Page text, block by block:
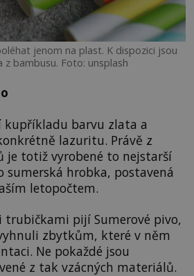
jenom na plast. K dispozici jsou
z bambusu. Foto: unsplash
kupříkladu barvu zlata a
lazuritu. Právě z
je totiž vyrobené to nejstarší
sumerská hrobka, postavená
letopočtem.
pijí Sumerové pivo,
zbytkům, které v něm
Ne pokaždé jsou
z tak vzácných materiálů.